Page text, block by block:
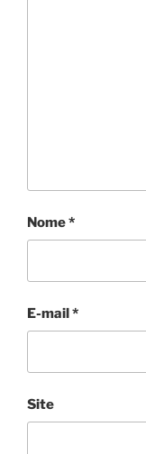
Nome*
E-mail*
Site